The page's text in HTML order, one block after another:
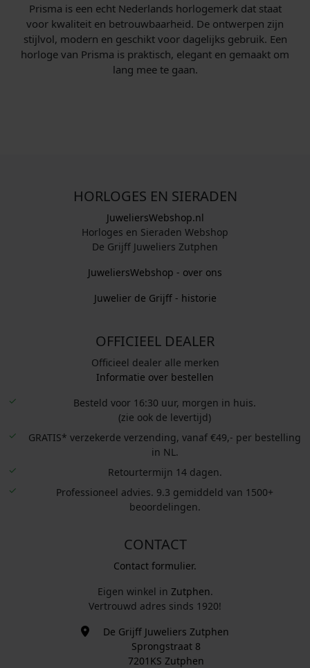
Prisma is een echt Nederlands horlogemerk dat staat
voor kwaliteit en betrouwbaarheid. De ontwerpen zijn
stijlvol, modern en geschikt voor dagelijks gebruik. Een
horloge van Prisma is praktisch, elegant en gemaakt om
lang mee te gaan.
HORLOGES EN SIERADEN
JuweliersWebshop.nl
Horloges en Sieraden Webshop
De Grijff Juweliers Zutphen
JuweliersWebshop - over ons
Juwelier de Grijff - historie
OFFICIEEL DEALER
Officieel dealer alle merken
Informatie over bestellen
Besteld voor 16:30 uur, morgen in huis.
(zie ook de levertijd)
GRATIS* verzekerde verzending, vanaf €49,- per bestelling
in NL.
Retourtermijn 14 dagen.
Professioneel advies. 9.3 gemiddeld van 1500+
beoordelingen.
CONTACT
Contact formulier.
Eigen winkel in Zutphen.
Vertrouwd adres sinds 1920!
De Grijff Juweliers Zutphen
Sprongstraat 8
7201KS Zutphen